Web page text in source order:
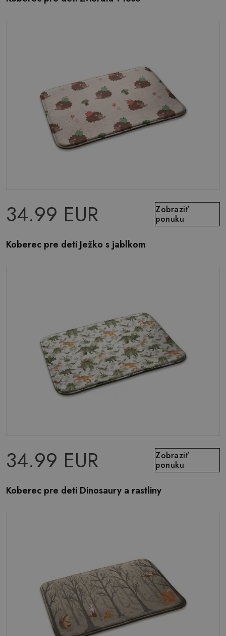
34.99 EUR
Zobraziť
ponuku
Koberec pre deti Ježko s jablkom
34.99 EUR
Zobraziť
ponuku
Koberec pre deti Dinosaury a rastliny